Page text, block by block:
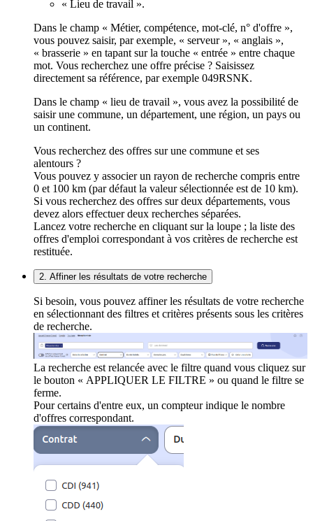
« Lieu de travail ».
Dans le champ « Métier, compétence, mot-clé, n° d'offre »,
vous pouvez saisir, par exemple, « serveur », « anglais »,
« brasserie » en tapant sur la touche « entrée » entre chaque
mot. Vous recherchez une offre précise ? Saisissez
directement sa référence, par exemple 049RSNK.
Dans le champ « lieu de travail », vous avez la possibilité de
saisir une commune, un département, une région, un pays ou
un continent.
Vous recherchez des offres sur une commune et ses
alentours ?
Vous pouvez y associer un rayon de recherche compris entre
0 et 100 km (par défaut la valeur sélectionnée est de 10 km).
Si vous recherchez des offres sur deux départements, vous
devez alors effectuer deux recherches séparées.
Lancez votre recherche en cliquant sur la loupe ; la liste des
offres d'emploi correspondant à vos critères de recherche est
restituée.
2. Affiner les résultats de votre recherche
Si besoin, vous pouvez affiner les résultats de votre recherche
en sélectionnant des filtres et critères présents sous les critères
de recherche.
La recherche est relancée avec le filtre quand vous cliquez sur
le bouton « APPLIQUER LE FILTRE » ou quand le filtre se
ferme.
Pour certains d'entre eux, un compteur indique le nombre
d'offres correspondant.